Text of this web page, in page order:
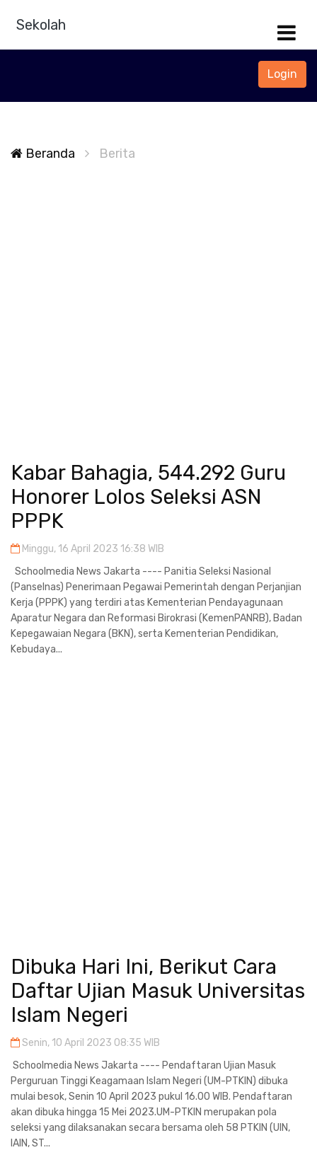
Sekolah
Login
Beranda Berita
Kabar Bahagia, 544.292 Guru
Honorer Lolos Seleksi ASN
PPPK
Minggu, 16 April 2023 16:38 WIB
Schoolmedia News Jakarta ---- Panitia Seleksi Nasional
(Panselnas) Penerimaan Pegawai Pemerintah dengan Perjanjian
Kerja (PPPK) yang terdiri atas Kementerian Pendayagunaan
Aparatur Negara dan Reformasi Birokrasi (KemenPANRB), Badan
Kepegawaian Negara (BKN), serta Kementerian Pendidikan,
Kebudaya...
Dibuka Hari Ini, Berikut Cara
Daftar Ujian Masuk Universitas
Islam Negeri
Senin, 10 April 2023 08:35 WIB
Schoolmedia News Jakarta ---- Pendaftaran Ujian Masuk
Perguruan Tinggi Keagamaan Islam Negeri (UM-PTKIN) dibuka
mulai besok, Senin 10 April 2023 pukul 16.00 WIB. Pendaftaran
akan dibuka hingga 15 Mei 2023.UM-PTKIN merupakan pola
seleksi yang dilaksanakan secara bersama oleh 58 PTKIN (UIN,
IAIN, ST...